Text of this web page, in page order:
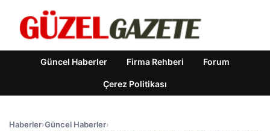
Güncel Haberler Firma Rehberi Forum
Çerez Politikası
Haberler›Güncel Haberler›